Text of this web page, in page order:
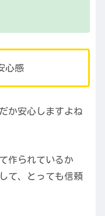
心感
か安心しますよね
作られているか
て、とっても信頼